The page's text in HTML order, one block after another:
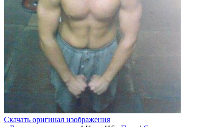
Скачать оригинал изображения